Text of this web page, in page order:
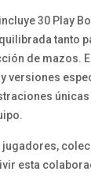
30 Play
tanto
de mazos.
versiones
jugadores,
esta